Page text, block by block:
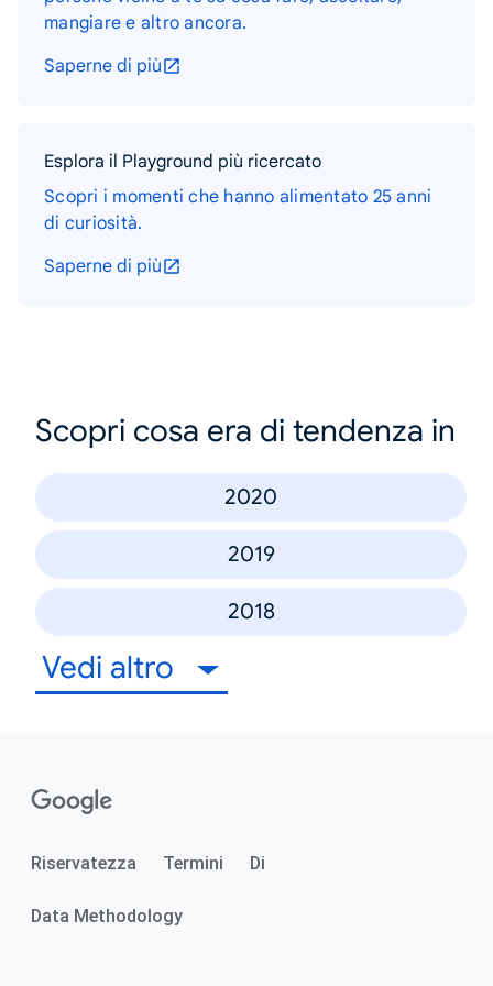
mangiare e altro ancora.
Saperne di più
Esplora il Playground più ricercato
Scopri i momenti che hanno alimentato 25 anni
di curiosità.
Saperne di più
Scopri cosa era di tendenza in
2020
2019
2018
Vedi altro
Riservatezza Termini Di
Data Methodology